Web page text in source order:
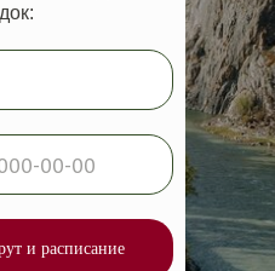
и расписание